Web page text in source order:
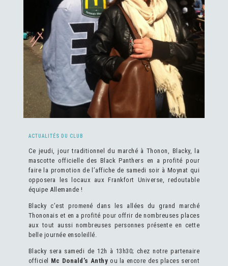
ACTUALITÉS DU CLUB
Ce jeudi, jour traditionnel du marché à Thonon, Blacky, la
mascotte officielle des Black Panthers en a profité pour
faire la promotion de l’affiche de samedi soir à Moynat qui
opposera les locaux aux Frankfort Universe, redoutable
équipe Allemande !
Blacky c’est promené dans les allées du grand marché
Thononais et en a profité pour offrir de nombreuses places
aux tout aussi nombreuses personnes présente en cette
belle journée ensoleillé.
Blacky sera samedi de 12h à 13h30; chez notre partenaire
officiel Mc Donald’s Anthy ou la encore des places seront